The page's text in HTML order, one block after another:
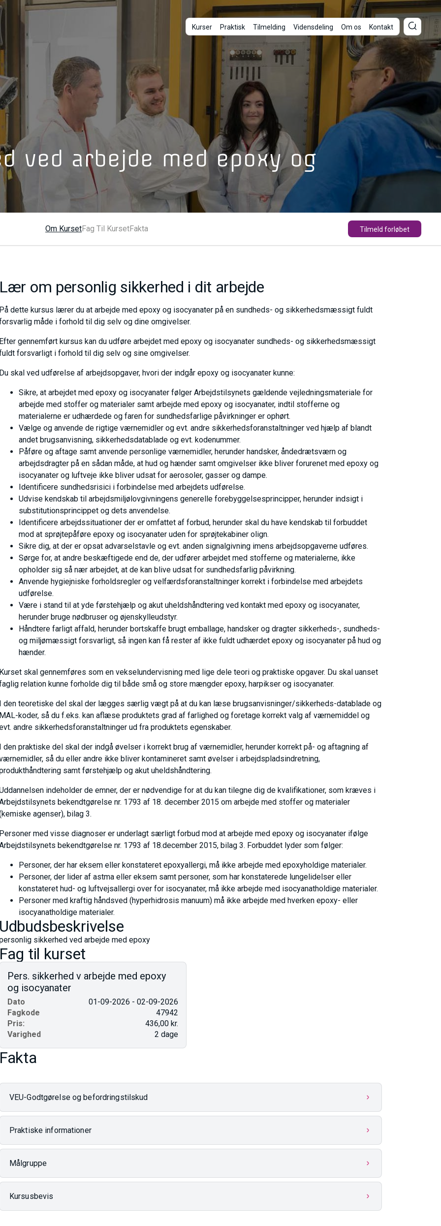
Kurser Praktisk Tilmelding Vidensdeling Om os Kontakt
ved arbejde med epoxy og
Om KursetFag Til KursetFakta Tilmeld forløbet
Lær om personlig sikkerhed i dit arbejde
På dette kursus lærer du at arbejde med epoxy og isocyanater på en sundheds- og sikkerhedsmæssigt fuldt
måde i forhold til dig selv og dine omgivelser.
Efter gennemført kursus kan du udføre arbejdet med epoxy og isocyanater sundheds- og sikkerhedsmæssigt
forsvarligt i forhold til dig selv og sine omgivelser.
Du skal ved udførelse af arbejdsopgaver, hvori der indgår epoxy og isocyanater kunne:
Sikre, at arbejdet med epoxy og isocyanater følger Arbejdstilsynets gældende vejledningsmateriale for
arbejde med stoffer og materialer samt arbejde med epoxy og isocyanater, indtil stofferne og
materialerne er udhærdede og faren for sundhedsfarlige påvirkninger er ophørt.
Vælge og anvende de rigtige værnemidler og evt. andre sikkerhedsforanstaltninger ved hjælp af blandt
andet brugsanvisning, sikkerhedsdatablade og evt. kodenummer.
Påføre og aftage samt anvende personlige værnemidler, herunder handsker, åndedrætsværn og
arbejdsdragter på en sådan måde, at hud og hænder samt omgivelser ikke bliver forurenet med epoxy og
isocyanater og luftveje ikke bliver udsat for aerosoler, gasser og dampe.
Identificere sundhedsrisici i forbindelse med arbejdets udførelse.
Udvise kendskab til arbejdsmiljølovgivningens generelle forebyggelsesprincipper, herunder indsigt i
substitutionsprincippet og dets anvendelse.
Identificere arbejdssituationer der er omfattet af forbud, herunder skal du have kendskab til forbuddet
mod at sprøjtepåføre epoxy og isocyanater uden for sprøjtekabiner olign.
Sikre dig, at der er opsat advarselstavle og evt. anden signalgivning imens arbejdsopgaverne udføres.
Sørge for, at andre beskæftigede end de, der udfører arbejdet med stofferne og materialerne, ikke
opholder sig så nær arbejdet, at de kan blive udsat for sundhedsfarlig påvirkning.
Anvende hygiejniske forholdsregler og velfærdsforanstaltninger korrekt i forbindelse med arbejdets
udførelse.
Være i stand til at yde førstehjælp og akut uheldshåndtering ved kontakt med epoxy og isocyanater,
herunder bruge nødbruser og øjenskylleudstyr.
Håndtere farligt affald, herunder bortskaffe brugt emballage, handsker og dragter sikkerheds-, sundheds-
og miljømæssigt forsvarligt, så ingen kan få rester af ikke fuldt udhærdet epoxy og isocyanater på hud og
hænder.
Kurset skal gennemføres som en vekselundervisning med lige dele teori og praktiske opgaver. Du skal uanset
relation kunne forholde dig til både små og store mængder epoxy, harpikser og isocyanater.
I den teoretiske del skal der lægges særlig vægt på at du kan læse brugsanvisninger/sikkerheds-datablade og
MAL-koder, så du f.eks. kan aflæse produktets grad af farlighed og foretage korrekt valg af værnemiddel og
andre sikkerhedsforanstaltninger ud fra produktets egenskaber.
I den praktiske del skal der indgå øvelser i korrekt brug af værnemidler, herunder korrekt på- og aftagning af
så du eller andre ikke bliver kontamineret samt øvelser i arbejdspladsindretning,
samt førstehjælp og akut uheldshåndtering.
indeholder de emner, der er nødvendige for at du kan tilegne dig de kvalifikationer, som kræves i
bekendtgørelse nr. 1793 af 18. december 2015 om arbejde med stoffer og materialer
agenser), bilag 3.
Personer med visse diagnoser er underlagt særligt forbud mod at arbejde med epoxy og isocyanater ifølge
bekendtgørelse nr. 1793 af 18.december 2015, bilag 3. Forbuddet lyder som følger:
Personer, der har eksem eller konstateret epoxyallergi, må ikke arbejde med epoxyholdige materialer.
Personer, der lider af astma eller eksem samt personer, som har konstaterede lungelidelser eller
konstateret hud- og luftvejsallergi over for isocyanater, må ikke arbejde med isocyanatholdige materialer.
Personer med kraftig håndsved (hyperhidrosis manuum) må ikke arbejde med hverken epoxy- eller
isocyanatholdige materialer.
Udbudsbeskrivelse
sikkerhed ved arbejde med epoxy
Fag til kurset
Pers. sikkerhed v arbejde med epoxy
og isocyanater
Dato
01-09-2026 - 02-09-2026
Fagkode
47942
Pris:
436,00 kr.
Varighed
2 dage
Fakta
VEU-Godtgørelse og befordringstilskud
Praktiske informationer
Målgruppe
Kursusbevis